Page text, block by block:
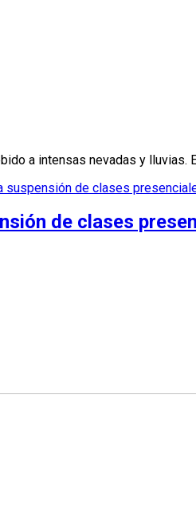
a intensas nevadas y
suspensión de clases
de clases